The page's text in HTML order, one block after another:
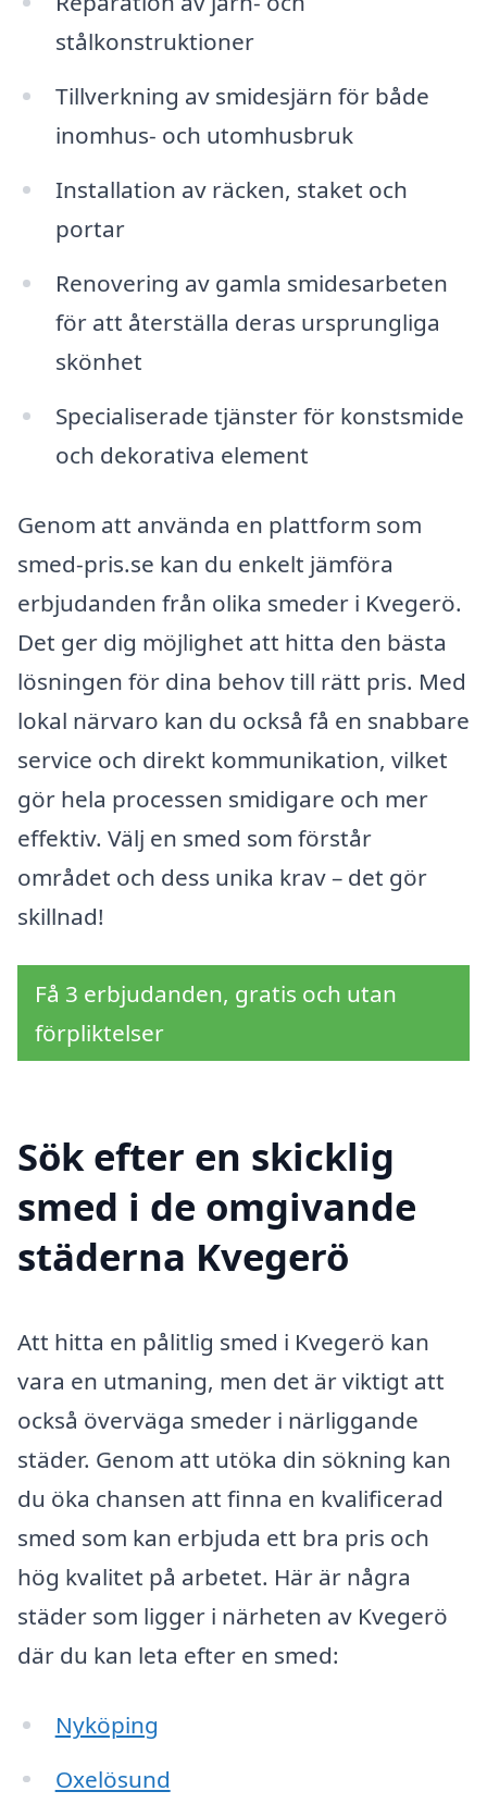
stålkonstruktioner
Tillverkning av smidesjärn för både
inomhus- och utomhusbruk
Installation av räcken, staket och
portar
Renovering av gamla smidesarbeten
för att återställa deras ursprungliga
skönhet
Specialiserade tjänster för konstsmide
och dekorativa element
Genom att använda en plattform som
smed-pris.se kan du enkelt jämföra
erbjudanden från olika smeder i Kvegerö.
Det ger dig möjlighet att hitta den bästa
lösningen för dina behov till rätt pris. Med
lokal närvaro kan du också få en snabbare
service och direkt kommunikation, vilket
gör hela processen smidigare och mer
effektiv. Välj en smed som förstår
området och dess unika krav – det gör
skillnad!
Få 3 erbjudanden, gratis och utan
förpliktelser
Sök efter en skicklig
smed i de omgivande
städerna Kvegerö
Att hitta en pålitlig smed i Kvegerö kan
vara en utmaning, men det är viktigt att
också överväga smeder i närliggande
städer. Genom att utöka din sökning kan
du öka chansen att finna en kvalificerad
smed som kan erbjuda ett bra pris och
hög kvalitet på arbetet. Här är några
städer som ligger i närheten av Kvegerö
där du kan leta efter en smed:
Nyköping
Oxelösund